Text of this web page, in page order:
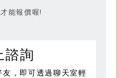
能報價喔!
諮詢
，即可透過聊天室輕